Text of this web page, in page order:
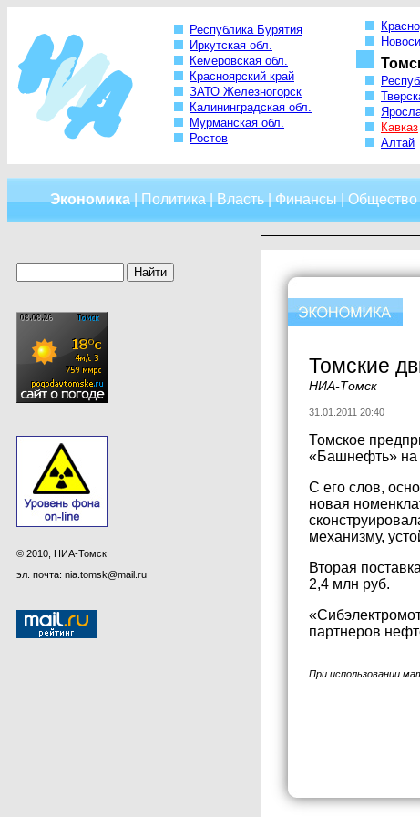
Республика Бурятия
Иркутская обл.
Кемеровская обл.
Красноярский край
ЗАТО Железногорск
Калининградская обл.
Мурманская обл.
Ростов
Кавказ
Алтай
Экономика|Политика|Власть|Финансы|Общество
© 2010, НИА-Томск
эл. почта: nia.tomsk@mail.ru
Томские
НИА-Томск
31.01.2011 20:40
Томское
«Башнефть» на
С его слов,
новая
механизму,
Вторая
2,4 млн руб.
партнеров
При использовании